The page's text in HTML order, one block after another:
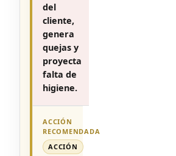
del
cliente,
genera
quejas y
proyecta
falta de
higiene.
ACCIÓN